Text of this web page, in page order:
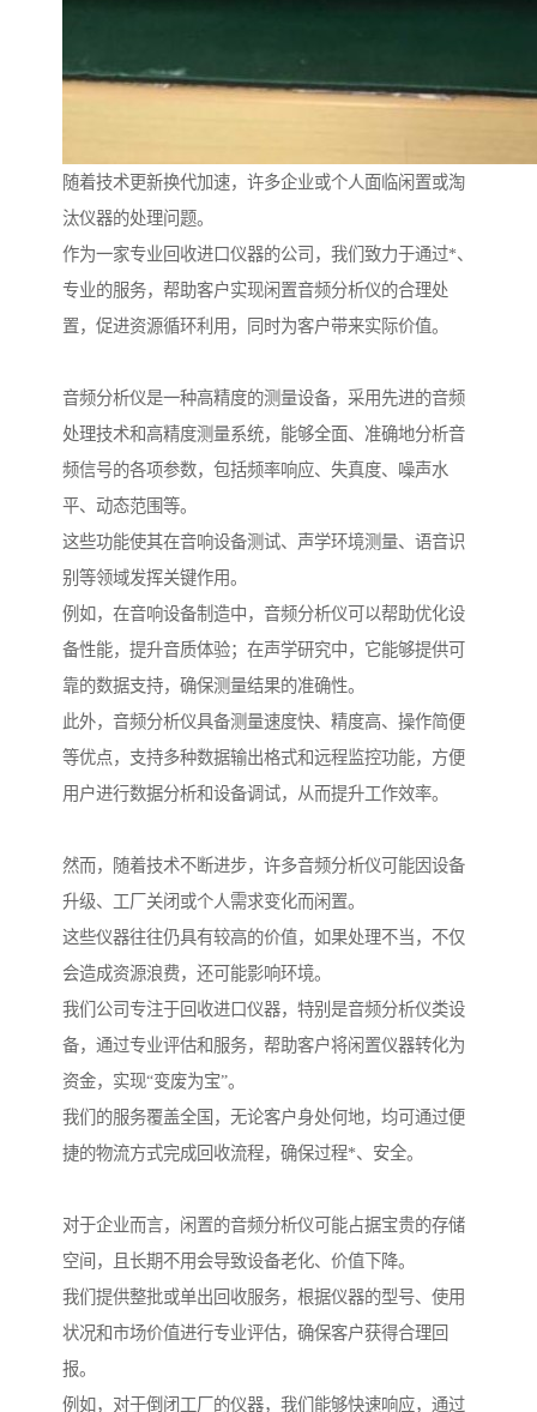
随着技术更新换代加速，许多企业或个人面临闲置或淘
汰仪器的处理问题。
作为一家专业回收进口仪器的公司，我们致力于通过*、
专业的服务，帮助客户实现闲置音频分析仪的合理处
置，促进资源循环利用，同时为客户带来实际价值。
音频分析仪是一种高精度的测量设备，采用先进的音频
处理技术和高精度测量系统，能够全面、准确地分析音
频信号的各项参数，包括频率响应、失真度、噪声水
平、动态范围等。
这些功能使其在音响设备测试、声学环境测量、语音识
别等领域发挥关键作用。
例如，在音响设备制造中，音频分析仪可以帮助优化设
备性能，提升音质体验；在声学研究中，它能够提供可
靠的数据支持，确保测量结果的准确性。
此外，音频分析仪具备测量速度快、精度高、操作简便
等优点，支持多种数据输出格式和远程监控功能，方便
用户进行数据分析和设备调试，从而提升工作效率。
然而，随着技术不断进步，许多音频分析仪可能因设备
升级、工厂关闭或个人需求变化而闲置。
这些仪器往往仍具有较高的价值，如果处理不当，不仅
会造成资源浪费，还可能影响环境。
我们公司专注于回收进口仪器，特别是音频分析仪类设
备，通过专业评估和服务，帮助客户将闲置仪器转化为
资金，实现“变废为宝”。
我们的服务覆盖全国，无论客户身处何地，均可通过便
捷的物流方式完成回收流程，确保过程*、安全。
对于企业而言，闲置的音频分析仪可能占据宝贵的存储
空间，且长期不用会导致设备老化、价值下降。
我们提供整批或单出回收服务，根据仪器的型号、使用
状况和市场价值进行专业评估，确保客户获得合理回
报。
例如，对于倒闭工厂的仪器，我们能够快速响应，通过